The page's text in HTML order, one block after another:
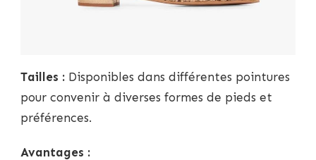
Tailles : Disponibles dans différentes pointures
pour convenir à diverses formes de pieds et
préférences.
Avantages :